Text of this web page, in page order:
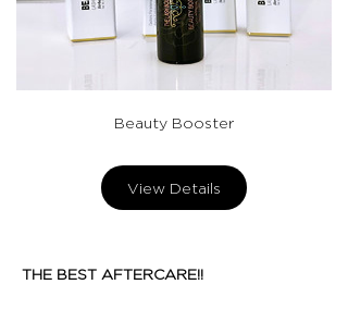
Beauty Booster
View Details
THE BEST AFTERCARE!!